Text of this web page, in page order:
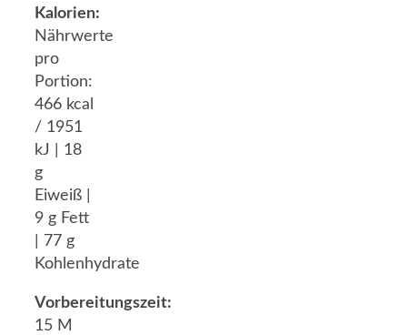
Kalorien:
Nährwerte
pro
Portion:
466 kcal
/ 1951
kJ | 18
g
Eiweiß |
9 g Fett
| 77 g
Kohlenhydrate
Vorbereitungszeit:
15 M